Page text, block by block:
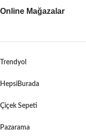
Online Mağazalar
Trendyol
HepsiBurada
Çiçek Sepeti
Pazarama